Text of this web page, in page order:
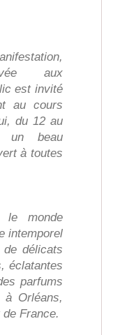
aux
est invité
au cours
du 12 au
un beau
à toutes
le monde
intemporel
délicats
éclatantes
parfums
Orléans,
France.